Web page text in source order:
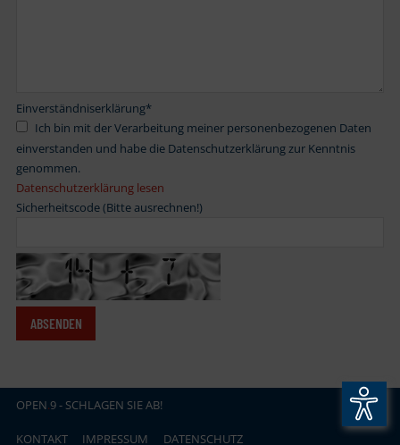
Einverständniserklärung*
einverstanden und habe die Datenschutzerklärung zur Kenntnis
genommen.
Datenschutzerklärung lesen
Sicherheitscode (Bitte ausrechnen!)
OPEN.9 - SCHLAGEN SIE AB!
KONTAKT IMPRESSUM DATENSCHUTZ